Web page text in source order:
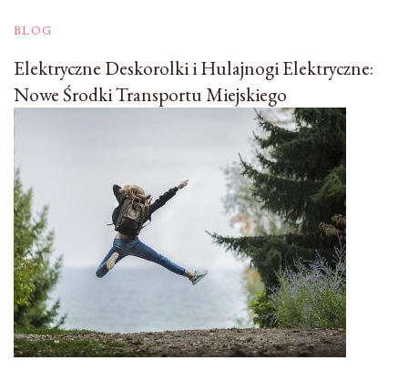
BLOG
Elektryczne Deskorolki i Hulajnogi Elektryczne:
Nowe Środki Transportu Miejskiego